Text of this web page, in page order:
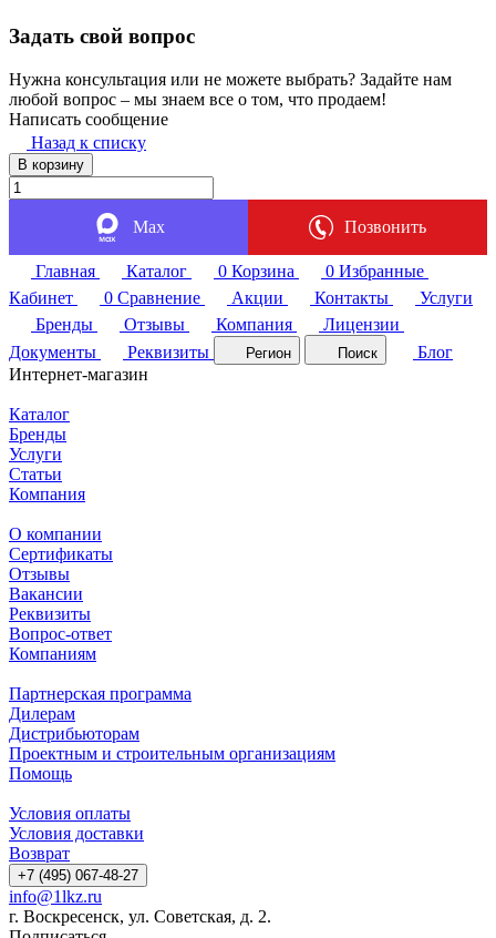
Задать свой вопрос
Нужна консультация или не можете выбрать? Задайте нам
любой вопрос – мы знаем все о том, что продаем!
Написать сообщение
Назад к списку
В корзину
Max Позвонить
Главная Каталог 0 Корзина 0 Избранные
Кабинет
0 Сравнение Акции Контакты
Услуги
Бренды
Отзывы Компания
Лицензии
Документы
Реквизиты Регион Поиск
Блог
Интернет-магазин
Каталог
Бренды
Услуги
Статьи
Компания
О компании
Сертификаты
Отзывы
Вакансии
Реквизиты
Вопрос-ответ
Компаниям
Партнерская программа
Дилерам
Дистрибьюторам
Проектным и строительным организациям
Помощь
Условия оплаты
Условия доставки
Возврат
+7 (495) 067-48-27
info@1lkz.ru
г. Воскресенск, ул. Советская, д. 2.